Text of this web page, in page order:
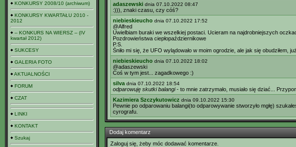
KONKURSY 2008/10 (archiwum)
KONKURSY KWARTAŁU 2010 -
2012
-- KONKURS NA WIERSZ -- (IV
kwartał 2012)
SUKCESY
GALERIA FOTO
AKTUALNOŚCI
FORUM
CZAT
LINKI
KONTAKT
Szukaj
adaszewski dnia 07.10.2022 08:47
:))), znaki czasu, czy cóś?
niebieskieucho dnia 07.10.2022 17:52
@Alfred
Uwielbiam buraki we wszelkiej postaci. Ucieram na najdrobniejszych
Pozdrowieństwa ciepłopaździernikowe
P.S.
Śniło mi się, że UFO wylądowało w moim ogrodzie, ale jak się obudziłem,
niebieskieucho dnia 07.10.2022 18:02
@adaszewski
Coś w tym jest... zagadkowego :)
silva dnia 07.10.2022 18:54
odparowuję skutki balangi- to mnie zatrzymało, musiało się dziać...
Kazimiera Szczykutowicz dnia 09.10.2022 15:30
Pewnie po odparowaniu balangi(to odparowywanie stworzyło mgłę)
cyrografu.
Dodaj komentarz
Zaloguj się, żeby móc dodawać komentarze.